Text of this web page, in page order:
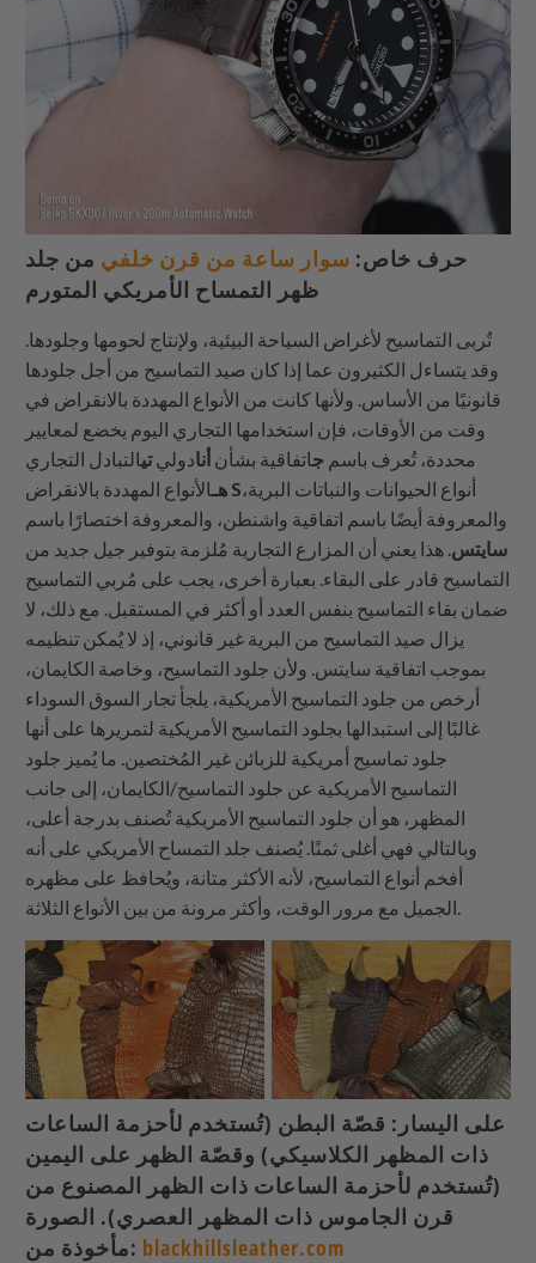
حرف خاص: سوار ساعة من قرن خلفي من جلد
ظهر التمساح الأمريكي المتورم
تُربى التماسيح لأغراض السياحة البيئية، ولإنتاج لحومها وجلودها.
وقد يتساءل الكثيرون عما إذا كان صيد التماسيح من أجل جلودها
قانونيًا من الأساس. ولأنها كانت من الأنواع المهددة بالانقراض في
وقت من الأوقات، فإن استخدامها التجاري اليوم يخضع لمعايير
محددة، تُعرف باسم جاتفاقية بشأن أنادوليتيالتبادل التجاري
هـ Sأنواع الحيوانات والنباتات البرية،
والمعروفة أيضًا باسم اتفاقية واشنطن، والمعروفة اختصارًا باسم
سايتس . هذا يعني أن المزارع التجارية مُلزمة بتوفير جيل جديد من
التماسيح قادر على البقاء. بعبارة أخرى، يجب على مُربي التماسيح
ضمان بقاء التماسيح بنفس العدد أو أكثر في المستقبل. مع ذلك، لا
يزال صيد التماسيح من البرية غير قانوني، إذ لا يُمكن تنظيمه
بموجب اتفاقية سايتس. ولأن جلود التماسيح، وخاصة الكايمان،
أرخص من جلود التماسيح الأمريكية، يلجأ تجار السوق السوداء
غالبًا إلى استبدالها بجلود التماسيح الأمريكية لتمريرها على أنها
جلود تماسيح أمريكية للزبائن غير المُختصين. ما يُميز جلود
التماسيح الأمريكية عن جلود التماسيح/الكايمان، إلى جانب
المظهر، هو أن جلود التماسيح الأمريكية تُصنف بدرجة أعلى،
وبالتالي فهي أغلى ثمنًا. يُصنف جلد التمساح الأمريكي على أنه
أفخم أنواع التماسيح، لأنه الأكثر متانة، ويُحافظ على مظهره
على اليسار: قصّة البطن (تُستخدم لأحزمة الساعات
ذات المظهر الكلاسيكي) وقصّة الظهر على اليمين
(تُستخدم لأحزمة الساعات ذات الظهر المصنوع من
قرن الجاموس ذات المظهر العصري). الصورة
مأخوذة من: blackhillsleather.com